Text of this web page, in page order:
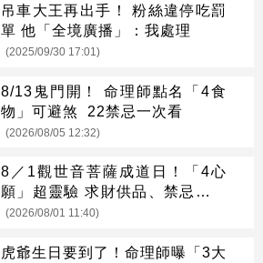
吊車大王再出手！ 粉絲違停吃罰
單 他「全境廣播」：我處理
(2025/09/30 17:01)
8/13鬼門開！ 命理師點名「4食
物」可避煞 22禁忌一次看
(2026/08/05 12:32)
8／1觀世音菩薩成道日！「4心
願」超靈驗 求財供品、禁忌一次
看
(2026/08/01 11:40)
虎爺生日要到了！命理師曝「3大